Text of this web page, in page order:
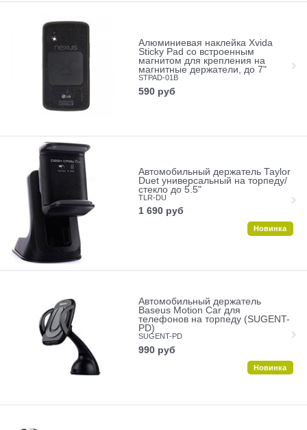
Алюминиевая наклейка Xvida
Sticky Pad со встроенным
магнитом для крепления на
магнитные держатели, до 7"
STPAD-01B
590 руб
Автомобильный держатель Taylor
Duet универсальный на торпеду/
стекло до 5.5"
TLR-DU
1 690 руб
Новинка
Автомобильный держатель
Baseus Motion Car для
телефонов на торпеду (SUGENT-
PD)
SUGENT-PD
990 руб
Новинка